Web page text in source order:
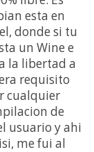
esta en
donde si tu
un Wine e
la libertad a
requisito
cualquier
de
usuario y ahi
me fui al